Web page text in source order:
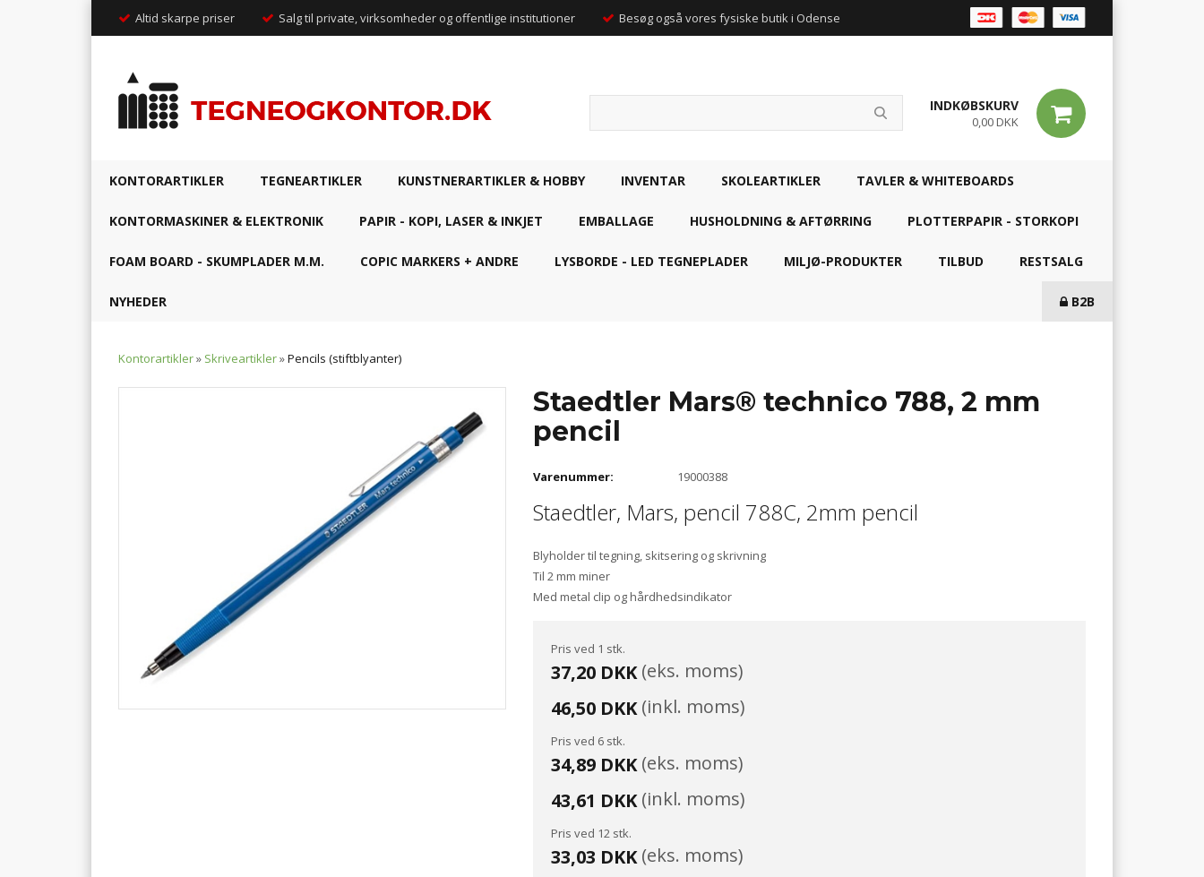
Altid skarpe priser Salg til private, virksomheder og offentlige institutioner Besøg også vores fysiske butik i Odense
INDKØBSKURV
0,00 DKK
KONTORARTIKLER TEGNEARTIKLER KUNSTNERARTIKLER & HOBBY INVENTAR SKOLEARTIKLER TAVLER & WHITEBOARDS
KONTORMASKINER & ELEKTRONIK PAPIR - KOPI, LASER & INKJET EMBALLAGE HUSHOLDNING & AFTØRRING PLOTTERPAPIR - STORKOPI
FOAM BOARD - SKUMPLADER M.M. COPIC MARKERS + ANDRE LYSBORDE - LED TEGNEPLADER MILJØ-PRODUKTER TILBUD RESTSALG
NYHEDER B2B
Kontorartikler» Skriveartikler»Pencils (stiftblyanter)
Staedtler Mars® technico 788, 2 mm
pencil
Varenummer: 19000388
Staedtler, Mars, pencil 788C, 2mm pencil
Blyholder til tegning, skitsering og skrivning
Til 2 mm miner
Med metal clip og hårdhedsindikator
Pris ved 1 stk.
37,20 DKK(eks. moms)
46,50 DKK(inkl. moms)
Pris ved 6 stk.
34,89 DKK(eks. moms)
43,61 DKK(inkl. moms)
Pris ved 12 stk.
33,03 DKK(eks. moms)